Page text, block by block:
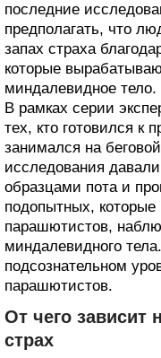
последние
предполагать, что
запах страха
которые
миндалевидное тело.
В рамках серии
тех, кто готовился к
занимался на
исследования
образцами пота и
подопытных,
парашютистов,
миндалевидного
подсознательном
парашютистов.
От чего зависит
страх